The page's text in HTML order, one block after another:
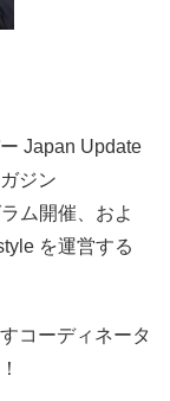
Japan Update
ジン
ム開催、およ
を運営する
コーディネータ
！